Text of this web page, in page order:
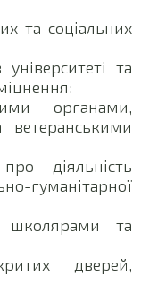
та соціальних
та
органами,
ветеранськими
діяльність
гуманітарної
школярами та
дверей,